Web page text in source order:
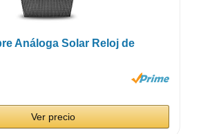
Análoga Solar Reloj de
Ver precio